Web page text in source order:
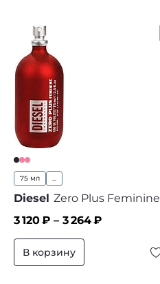
75 мл ...
Diesel Zero Plus Feminine
3 120₽ – 3 264₽
В корзину